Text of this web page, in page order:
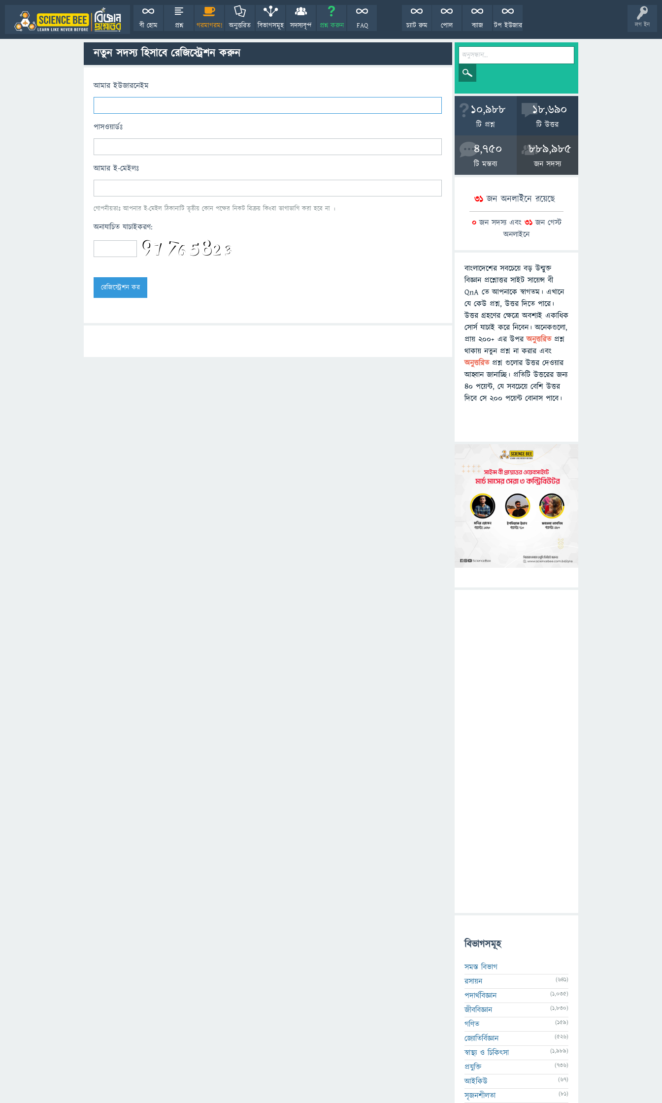
লগ ইন
বী হোম প্রশ্ন গরমাগরম! অনুত্তরিত বিভাগসমূহ সদস্যবৃন্দ প্রশ্ন করুন FAQ টপ ইউজার
ব্যাজ
পোল
চ্যাট রুম
নতুন সদস্য হিসাবে রেজিস্ট্রেশন করুন
আমার ইউজারনেইম
পাসওয়ার্ডঃ
আমার ই-মেইলঃ
গোপনীয়তাঃ আপনার ই-মেইল ঠিকানাটি তৃতীয় কোন পক্ষের নিকট বিক্রয় কিংবা ভাগাভাগি করা হবে না ।
অনাযাচিত যাচাইকরণ:
10,988
টি প্রশ্ন
18,690
টি উত্তর
4,750
টি মন্তব্য
889,985
জন সদস্য
31জন অনলাইনে রয়েছে
0জন সদস্য এবং 31জন গেস্ট
অনলাইনে
বাংলাদেশের সবচেয়ে বড় উন্মুক্ত
বিজ্ঞান প্রশ্নোত্তর সাইট সায়েন্স বী
QnA তে আপনাকে স্বাগতম। এখানে
যে কেউ প্রশ্ন, উত্তর দিতে পারে।
উত্তর গ্রহণের ক্ষেত্রে অবশ্যই একাধিক
সোর্স যাচাই করে নিবেন। অনেকগুলো,
প্রায় ২০০+ এর উপরঅনুত্তরিতপ্রশ্ন
থাকায় নতুন প্রশ্ন না করার এবং
অনুত্তরিত প্রশ্ন গুলোর উত্তর দেওয়ার
আহ্বান জানাচ্ছি। প্রতিটি উত্তরের জন্য
৪০ পয়েন্ট, যে সবচেয়ে বেশি উত্তর
দিবে সে ২০০ পয়েন্ট বোনাস পাবে।
বিভাগসমূহ
সমস্ত বিভাগ
রসায়ন
(641)
পদার্থবিজ্ঞান (1,035)
জীববিজ্ঞান (1,830)
গণিত (159)
জ্যোতির্বিজ্ঞান (526)
স্বাস্থ্য ও চিকিৎসা (1,989)
প্রযুক্তি (736)
আইকিউ (67)
সৃজনশীলতা (81)